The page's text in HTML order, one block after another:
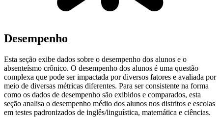
Desempenho
Esta seção exibe dados sobre o desempenho dos alunos e o
absenteísmo crônico. O desempenho dos alunos é uma questão
complexa que pode ser impactada por diversos fatores e avaliada por
meio de diversas métricas diferentes. Para ser consistente na forma
como os dados de desempenho são exibidos e comparados, esta
seção analisa o desempenho médio dos alunos nos distritos e escolas
em testes padronizados de inglês/linguística, matemática e ciências.